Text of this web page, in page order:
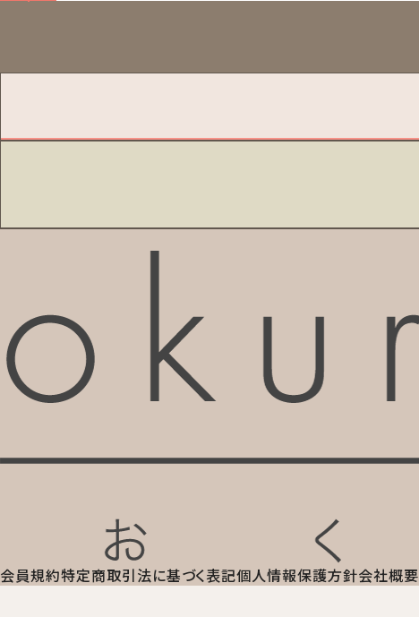
会員規約特定商取引法に基づく表記個人情報保護方針会社概要